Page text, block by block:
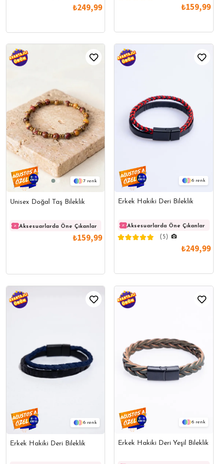
₺249,99 ₺159,99
7
Unisex Doğal Taş Bileklik
Aksesuarlarda Öne Çıkanlar Aksesuarlarda Öne Çıkanlar
₺159,99
6
Erkek Hakiki Deri Bileklik
Aksesuarlarda Öne Çıkanlar
(5)
₺249,99
6
Erkek Hakiki Deri Bileklik
6
Erkek Hakiki Deri Yeşil Bileklik